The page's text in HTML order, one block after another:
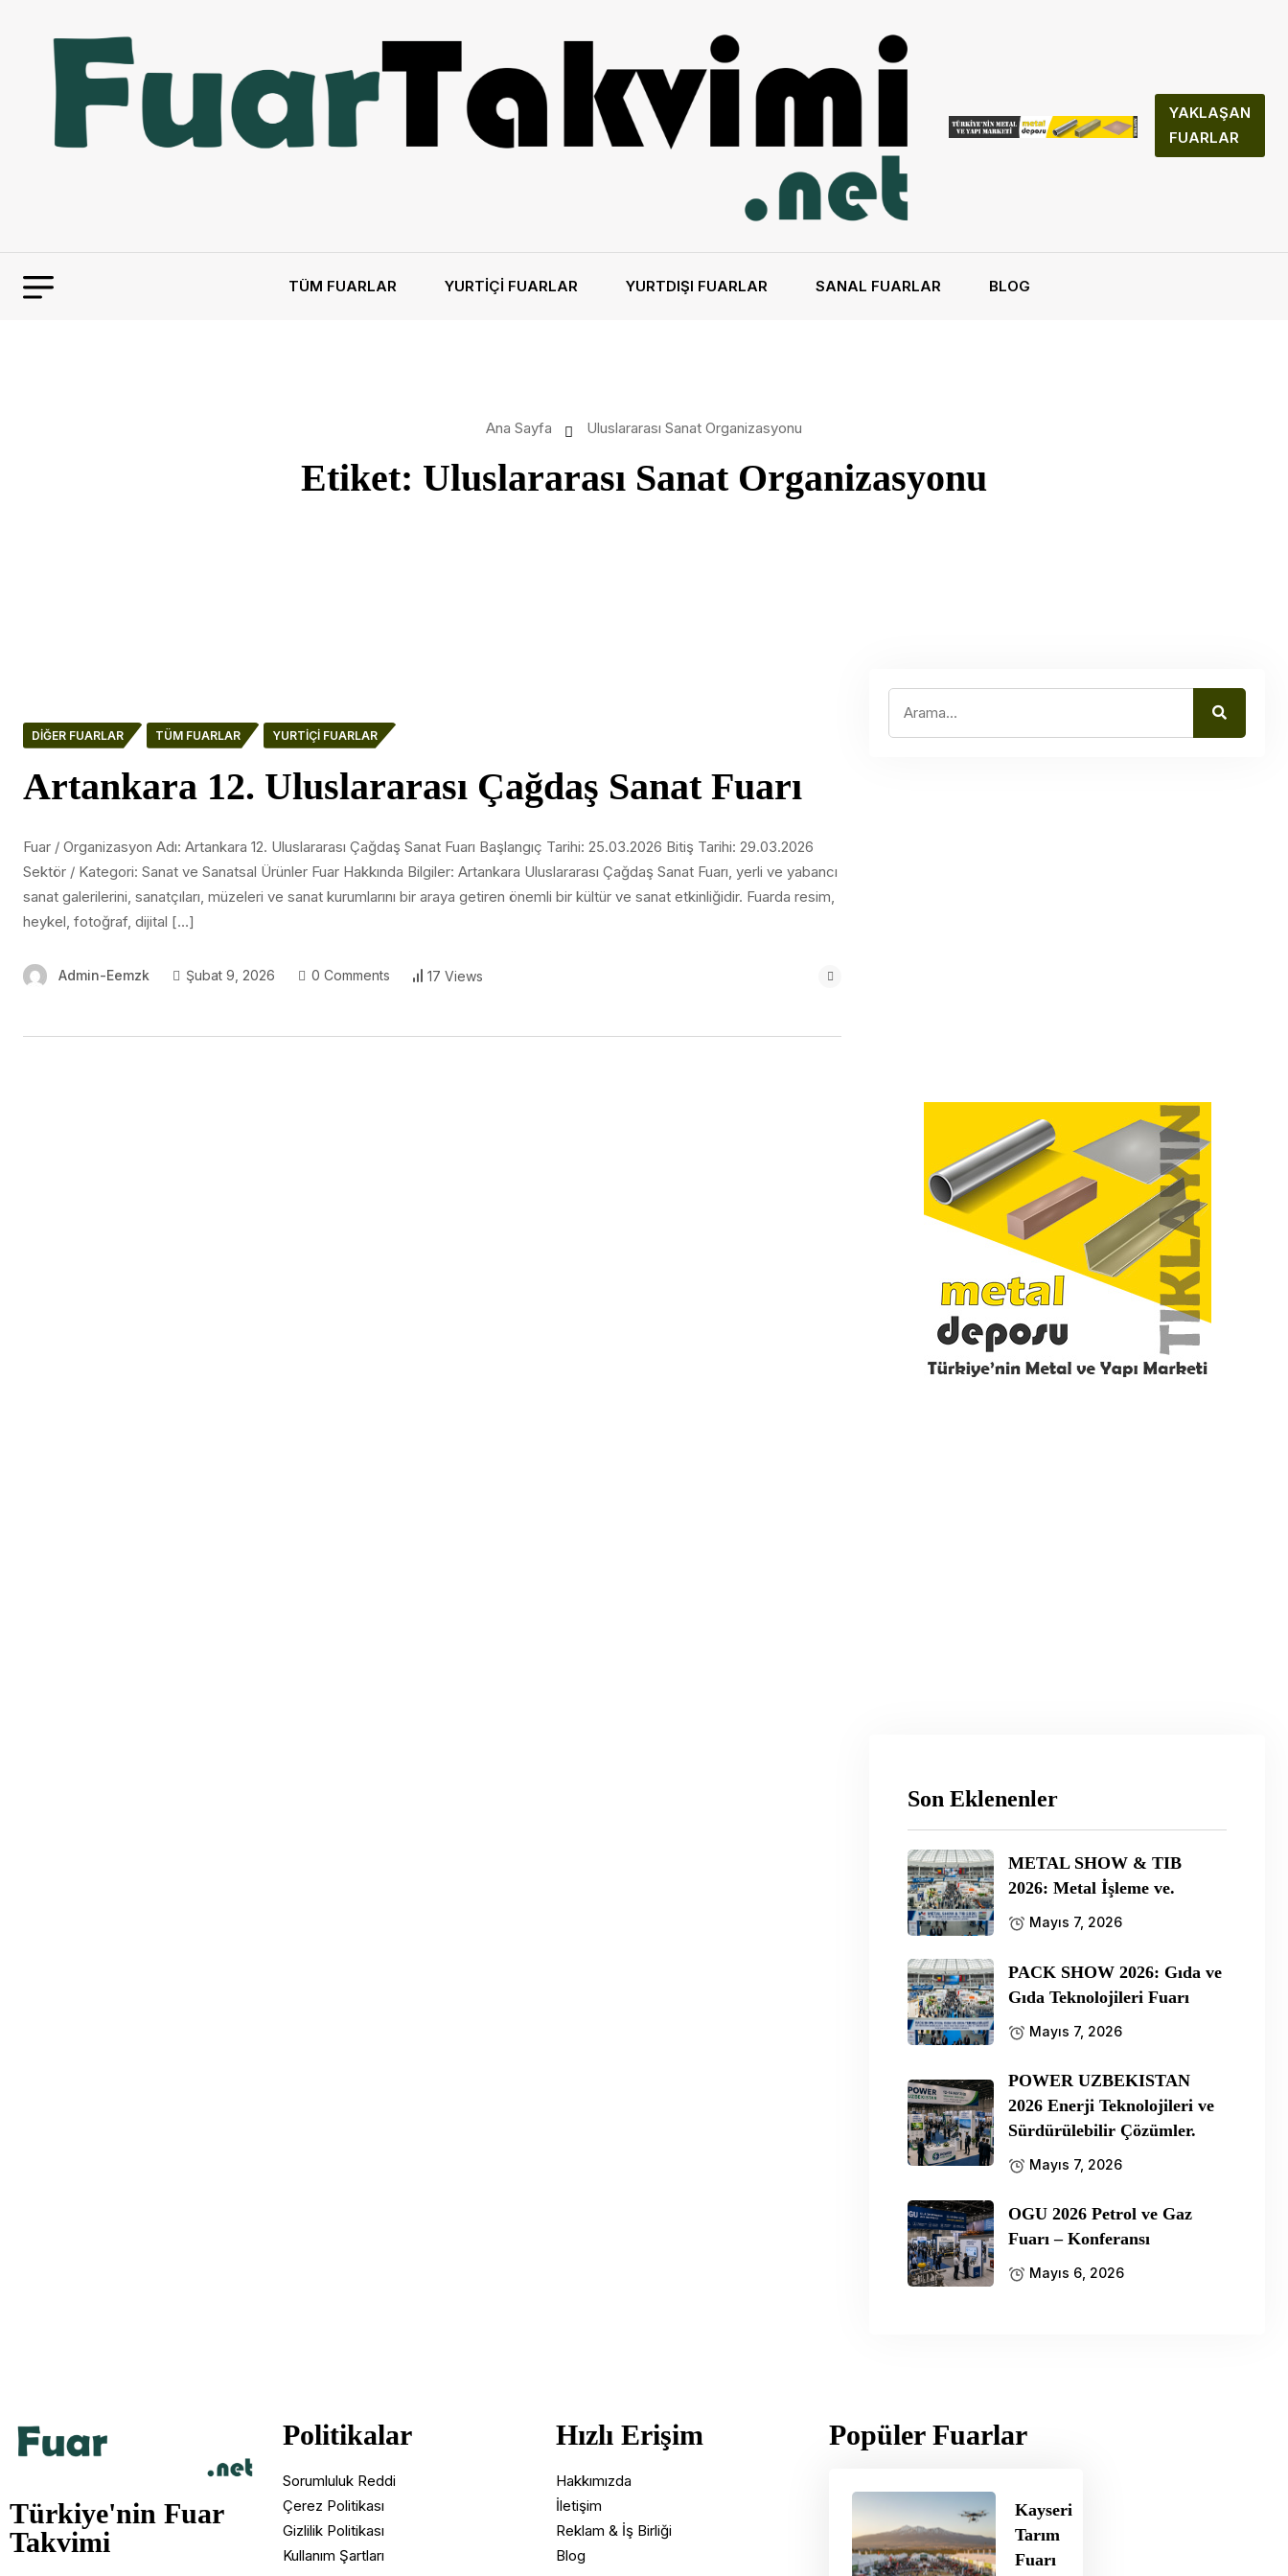
YAKLAŞAN
FUARLAR
TÜM FUARLAR YURTIÇI FUARLAR YURTDIŞI FUARLAR SANAL FUARLAR BLOG
Ana Sayfa Uluslararası Sanat Organizasyonu
Etiket: Uluslararası Sanat Organizasyonu
DIĞER FUARLAR TÜM FUARLAR YURTIÇI FUARLAR
Artankara 12. Uluslararası Çağdaş Sanat Fuarı
Fuar / Organizasyon Adı: Artankara 12. Uluslararası Çağdaş Sanat Fuarı Başlangıç Tarihi: 25.03.2026 Bitiş Tarihi: 29.03.2026
Sektör / Kategori: Sanat ve Sanatsal Ürünler Fuar Hakkında Bilgiler: Artankara Uluslararası Çağdaş Sanat Fuarı, yerli ve yabancı
sanat galerilerini, sanatçıları, müzeleri ve sanat kurumlarını bir araya getiren önemli bir kültür ve sanat etkinliğidir. Fuarda resim,
heykel, fotoğraf, dijital […]
Admin-Eemzk Şubat 9, 2026 0 Comments 17 Views
Son Eklenenler
METAL SHOW & TIB
2026: Metal İşleme ve.
Mayıs 7, 2026
PACK SHOW 2026: Gıda ve
Gıda Teknolojileri Fuarı
Mayıs 7, 2026
POWER UZBEKISTAN
2026 Enerji Teknolojileri ve
Sürdürülebilir Çözümler.
Mayıs 7, 2026
OGU 2026 Petrol ve Gaz
Fuarı – Konferansı
Mayıs 6, 2026
Türkiye'nin Fuar
Takvimi
Politikalar
Sorumluluk Reddi
Çerez Politikası
Gizlilik Politikası
Kullanım Şartları
Hızlı Erişim
Hakkımızda
İletişim
Reklam & İş Birliği
Blog
Popüler Fuarlar
Kayseri
Tarım
Fuarı